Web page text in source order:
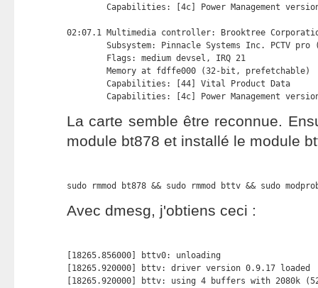
Capabilities: [4c] Power Management
02:07.1 Multimedia controller: Brooktree
Subsystem: Pinnacle Systems Inc. PCTV pro
        Flags: medium devsel, IRQ 21
        Memory at fdffe000 (32-bit, prefetchable)
        Capabilities: [44] Vital Product Data
Capabilities: [4c] Power Management
La carte semble être reconnue.
module bt878 et installé le module
sudo rmmod bt878 && sudo rmmod bttv && sudo
Avec dmesg, j'obtiens ceci :
[18265.856000] bttv0: unloading
[18265.920000] bttv: driver version 0.9.17 loaded
[18265.920000] bttv: using 4 buffers with 2080k